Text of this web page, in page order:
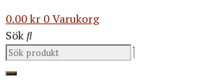
0.00kr 0Varukorg
Sök